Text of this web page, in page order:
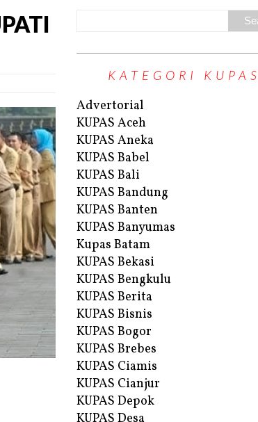
KATEGORI KUPAS
Advertorial
KUPAS Aceh
KUPAS Aneka
KUPAS Babel
KUPAS Bali
KUPAS Bandung
KUPAS Banten
KUPAS Banyumas
Kupas Batam
KUPAS Bekasi
KUPAS Bengkulu
KUPAS Berita
KUPAS Bisnis
KUPAS Bogor
KUPAS Brebes
KUPAS Ciamis
KUPAS Cianjur
KUPAS Depok